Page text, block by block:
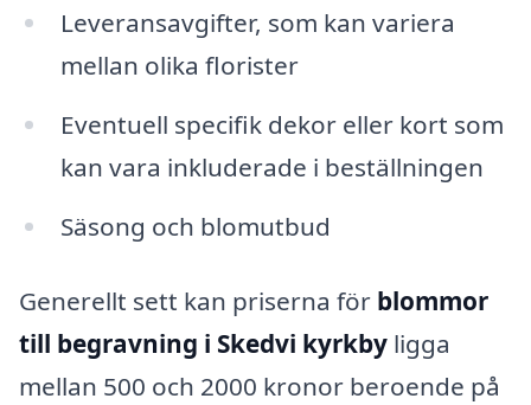
Leveransavgifter, som kan variera
mellan olika florister
Eventuell specifik dekor eller kort som
kan vara inkluderade i beställningen
Säsong och blomutbud
Generellt sett kan priserna för blommor
till begravning i Skedvi kyrkby ligga
mellan 500 och 2000 kronor beroende på